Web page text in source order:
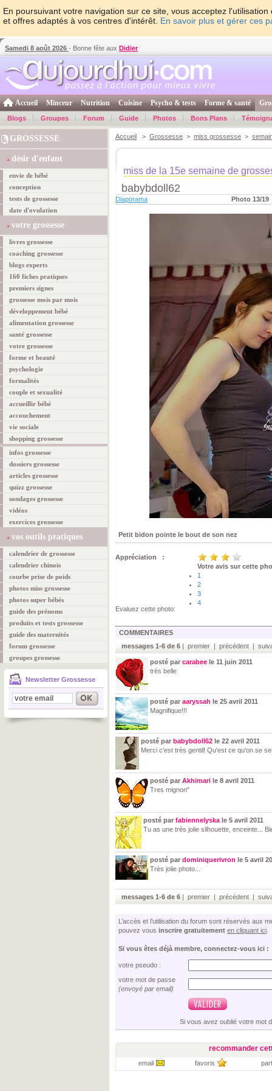
En poursuivant votre navigation sur ce site, vous acceptez
et offres adaptés à vos centres d'intérêt. En savoir plus et gérer ces
Samedi 8 août 2026 - Bonne fête aux Didier
Accueil Minceur Nutrition Cuisine Psycho & tests Forme & santé
Blogs Groupes Forum Guide Photos Bons Plans
GROSSESSE
désir d'enfant
envie de bébé
conception
tests de grossesse
date d'ovulation
votre grossesse
livres grossesse
coaching grossesse
blogs experts
160 fiches pratiques
premiers signes
grossesse mois par mois
développement bébé
alimentation grossesse
santé grossesse
votre grossesse
forme et beauté
psychologie
formalités
couple et sexualité
accueillir bébé
accouchement
vie sociale
shopping grossesse
infos grossesse
dossiers grossesse
articles grossesse
quizz grossesse
sondages grossesse
vidéos
exercices grossesse
vos outils pratiques
calendrier de grossesse
calendrier chinois
courbe prise de poids
photos miss grossesse
photos super bébés
guide des prénoms
produits et tests grossesse
guide des maternités
forum grossesse
groupes grossesse
Newsletter Grossesse
Accueil > Grossesse > miss grossesse >
miss de la 15e semaine de
babybdoll62
Diaporama Photo 13/19
Petit bidon pointe le bout de son nez
Appréciation :
Evaluez cette photo:
Votre avis sur cette
1
2
3
4
COMMENTAIRES
messages 1-6 de 6 | premier | précédent |
posté par carabee le 11 juin 2011
très belle
posté par aaryssah le 25 avril 2011
Magnifique!!!
posté par babybdoll62 le 22 avril 2011
Merci c'est très gentil! Qu'est ce qu'on se
posté par Akhimari le 8 avril 2011
Tres mignon"
posté par fabiennelyska le 5 avril 2011
Tu as une très jolie silhouette, enceinte...
posté par dominiquerivron le 5 avril
Très jolie photo...
messages 1-6 de 6 | premier | précédent |
L’accès et l’utilisation du forum sont réservés aux
pouvez vous inscrire gratuitement en cliquant ici
Si vous êtes déjà membre, connectez-vous ici :
votre pseudo :
votre mot de passe
(envoyé par email)
Si vous avez oublié votre mot
recommander
email favoris